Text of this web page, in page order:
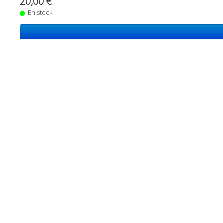
En stock